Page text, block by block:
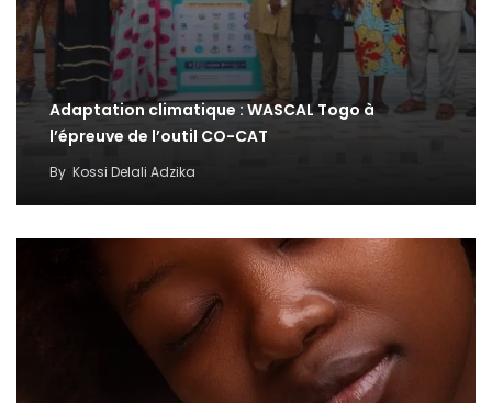
Adaptation climatique : WASCAL Togo à
l’épreuve de l’outil CO-CAT
By Kossi Delali Adzika